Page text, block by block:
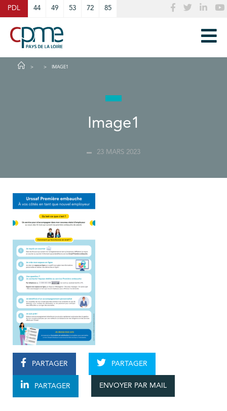
PDL 44 49 53 72 85
IMAGE1
Image1
23 MARS 2023
PARTAGER PARTAGER
PARTAGER ENVOYER PAR MAIL
Cookies management panel